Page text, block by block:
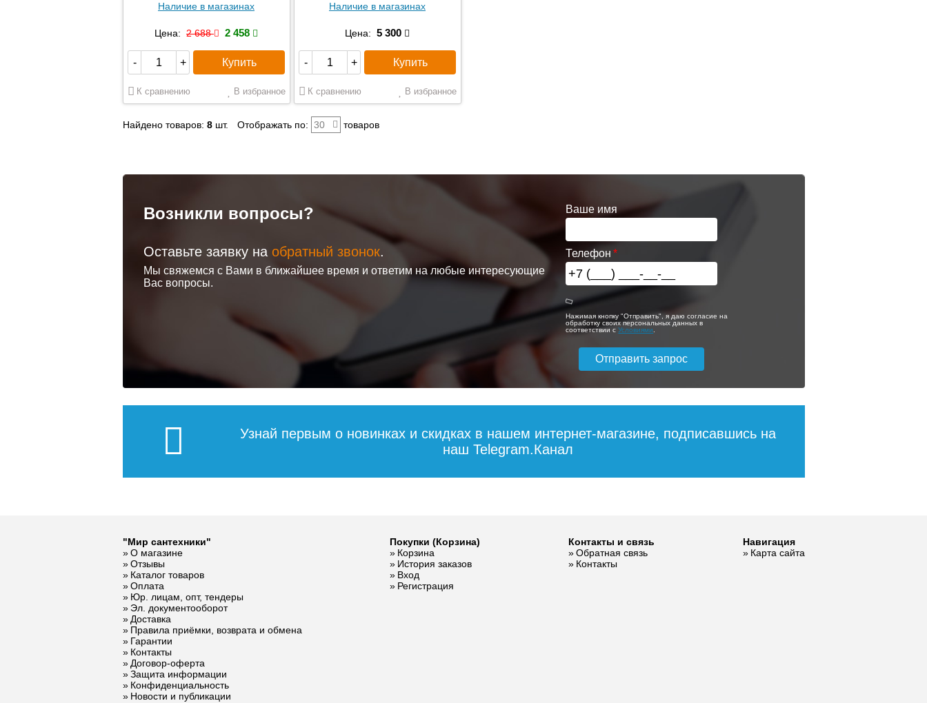
Наличие в магазинах
Цена: 2 688 2 458
- + Купить
К сравнению В избранное
Наличие в магазинах
Цена: 5 300
- + Купить
К сравнению В избранное
Найдено товаров: 8шт. Отображать по: 30 товаров
Возникли вопросы?
Оставьте заявку на обратный звонок.
Мы свяжемся с Вами в ближайшее время и ответим на любые интересующие
Вас вопросы.
Ваше имя
Телефон
Нажимая кнопку "Отправить", я даю согласие на
обработку своих персональных данных в
соответствии сУсловиями
Узнай первым о новинках и скидках в нашем интернет-магазине, подписавшись на
наш Telegram.Канал
"Мир сантехники"
О магазине
Отзывы
Каталог товаров
Оплата
Юр. лицам, опт, тендеры
Эл. документооборот
Доставка
Правила приёмки, возврата и обмена
Гарантии
Контакты
Договор-оферта
Защита информации
Конфиденциальность
Новости и публикации
Покупки (Корзина)
Корзина
История заказов
Вход
Регистрация
Контакты и связь
Обратная связь
Контакты
Навигация
Карта сайта